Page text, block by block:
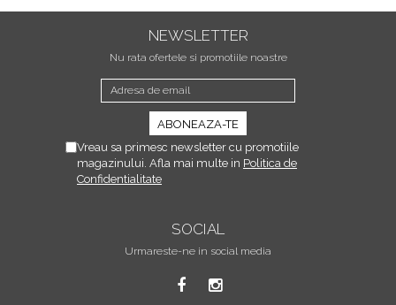
NEWSLETTER
Nu rata ofertele si promotiile noastre
Vreau sa primesc newsletter cu promotiile
magazinului. Afla mai multe in Politica de
Confidentialitate
SOCIAL
Urmareste-ne in social media